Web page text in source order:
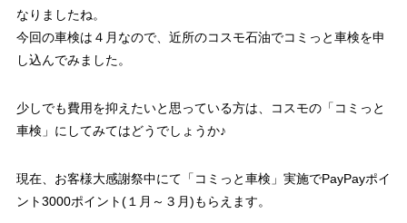
なりましたね。
今回の車検は４月なので、近所のコスモ石油でコミっと車検を申
し込んでみました。
少しでも費用を抑えたいと思っている方は、コスモの「コミっと
車検」にしてみてはどうでしょうか♪
現在、お客様大感謝祭中にて「コミっと車検」実施でPayPayポイ
ント3000ポイント(１月～３月)もらえます。